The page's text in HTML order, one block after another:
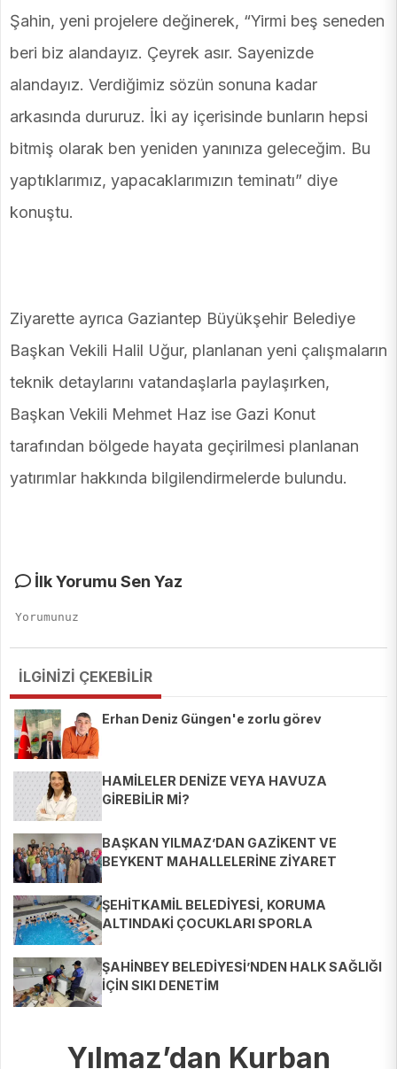
Şahin, yeni projelere değinerek, “Yirmi beş seneden
beri biz alandayız. Çeyrek asır. Sayenizde
alandayız. Verdiğimiz sözün sonuna kadar
arkasında dururuz. İki ay içerisinde bunların hepsi
bitmiş olarak ben yeniden yanınıza geleceğim. Bu
yaptıklarımız, yapacaklarımızın teminatı” diye
konuştu.
Ziyarette ayrıca Gaziantep Büyükşehir Belediye
Başkan Vekili Halil Uğur, planlanan yeni çalışmaların
teknik detaylarını vatandaşlarla paylaşırken,
Başkan Vekili Mehmet Haz ise Gazi Konut
tarafından bölgede hayata geçirilmesi planlanan
yatırımlar hakkında bilgilendirmelerde bulundu.
İlk Yorumu Sen Yaz
İLGİNİZİ ÇEKEBİLİR
Erhan Deniz Güngen'e zorlu görev
HAMİLELER DENİZE VEYA HAVUZA
GİREBİLİR Mİ?
BAŞKAN YILMAZ’DAN GAZİKENT VE
BEYKENT MAHALLELERİNE ZİYARET
ŞEHİTKAMİL BELEDİYESİ, KORUMA
ALTINDAKİ ÇOCUKLARI SPORLA
ŞAHİNBEY BELEDİYESİ’NDEN HALK SAĞLIĞI
İÇİN SIKI DENETİM
Yılmaz’dan Kurban